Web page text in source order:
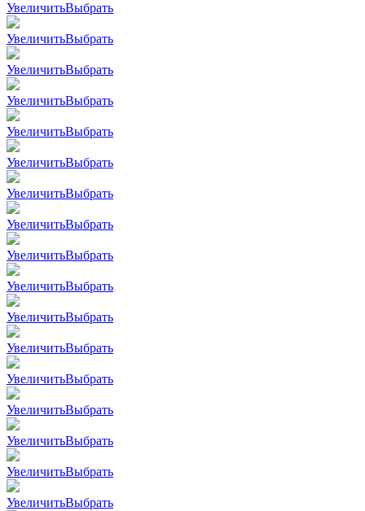
УвеличитьВыбрать
УвеличитьВыбрать
УвеличитьВыбрать
УвеличитьВыбрать
УвеличитьВыбрать
УвеличитьВыбрать
УвеличитьВыбрать
УвеличитьВыбрать
УвеличитьВыбрать
УвеличитьВыбрать
УвеличитьВыбрать
УвеличитьВыбрать
УвеличитьВыбрать
УвеличитьВыбрать
УвеличитьВыбрать
УвеличитьВыбрать
УвеличитьВыбрать